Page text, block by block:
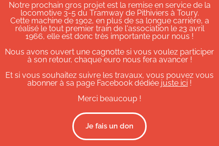
Notre prochain gros projet est la remise en service de la
locomotive 3-5 du Tramway de Pithiviers à Toury.
Cette machine de 1902, en plus de sa longue carrière, a
réalisé le tout premier train de l'association le 23 avril
1966, elle est donc très importante pour nous !
Nous avons ouvert une cagnotte si vous voulez participer
à son retour, chaque euro nous fera avancer !
Et si vous souhaitez suivre les travaux, vous pouvez vous
abonner à sa page Facebook dédiée juste ici !
Merci beaucoup !
Je fais un don